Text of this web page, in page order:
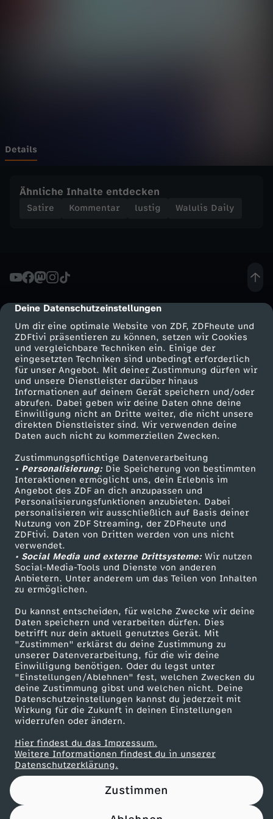
cmp-dialog-description
Deine Datenschutzeinstellungen
Um dir eine optimale Website von ZDF, ZDFheute und
ZDFtivi präsentieren zu können, setzen wir Cookies
und vergleichbare Techniken ein. Einige der
eingesetzten Techniken sind unbedingt erforderlich
für unser Angebot. Mit deiner Zustimmung dürfen wir
und unsere Dienstleister darüber hinaus
Informationen auf deinem Gerät speichern und/oder
abrufen. Dabei geben wir deine Daten ohne deine
Einwilligung nicht an Dritte weiter, die nicht unsere
direkten Dienstleister sind. Wir verwenden deine
Daten auch nicht zu kommerziellen Zwecken.
Zustimmungspflichtige Datenverarbeitung
• Personalisierung:Die Speicherung von bestimmten
Interaktionen ermöglicht uns, dein Erlebnis im
Angebot des ZDF an dich anzupassen und
Personalisierungsfunktionen anzubieten. Dabei
personalisieren wir ausschließlich auf Basis deiner
Nutzung von ZDF Streaming, der ZDFheute und
ZDFtivi. Daten von Dritten werden von uns nicht
verwendet.
• Social Media und externe Drittsysteme:Wir nutzen
Social-Media-Tools und Dienste von anderen
Anbietern. Unter anderem um das Teilen von Inhalten
zu ermöglichen.
Du kannst entscheiden, für welche Zwecke wir deine
Daten speichern und verarbeiten dürfen. Dies
betrifft nur dein aktuell genutztes Gerät. Mit
"Zustimmen" erklärst du deine Zustimmung zu
unserer Datenverarbeitung, für die wir deine
Einwilligung benötigen. Oder du legst unter
"Einstellungen/Ablehnen" fest, welchen Zwecken du
deine Zustimmung gibst und welchen nicht. Deine
Datenschutzeinstellungen kannst du jederzeit mit
Wirkung für die Zukunft in deinen Einstellungen
widerrufen oder ändern.
Hier findest du das Impressum.
Weitere Informationen findest du in unserer
Datenschutzerklärung.
Zustimmen
-
S
o
a
r
t
v
e
r
k
a
c
k
t
e
s
D
e
u
t
s
Details
Ähnliche Inhalte entdecken
Satire Kommentar lustig Walulis Daily
Mehr ZDF
ZDF-Apps
Smart TV
ZDFtext
Livestreams
Sendungen A-Z
TV-Programm
Service
ZDFmitreden
Kontakt zum ZDF
Tickets
Zuschauerservice
Hilfe
ZDF Unternehmen
Karriere
ZDF goes Schule
Werbefernsehen
Mainzelmännchen
Partner